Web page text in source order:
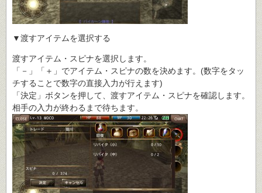
▼渡すアイテムを選択する
渡すアイテム・スピナを選択します。
「－」「＋」でアイテム・スピナの数を決めます。(数字をタッ
チすることで数字の直接入力が行えます)
「決定」ボタンを押して、渡すアイテム・スピナを確認します。
相手の入力が終わるまで待ちます。